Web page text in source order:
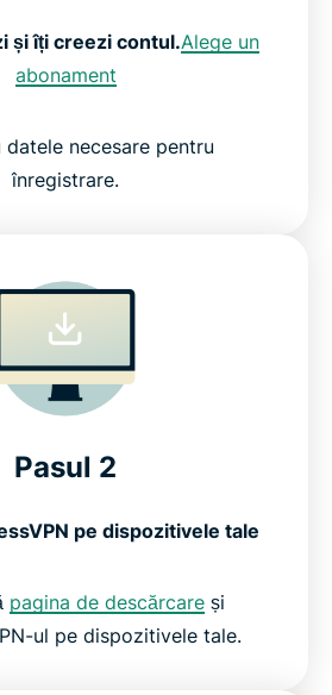
și îți creezi contul.Alege un
abonament
necesare pentru
înregistrare.
Pasul 2
pe dispozitivele tale
pagina de descărcare și
ul pe dispozitivele tale.